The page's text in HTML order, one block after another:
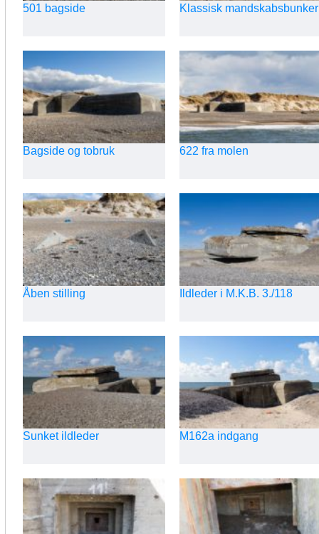
501 bagside Klassisk mandskabsbunker
Bagside og tobruk 622 fra molen
Åben stilling Ildleder i M.K.B. 3./118
Sunket ildleder M162a indgang